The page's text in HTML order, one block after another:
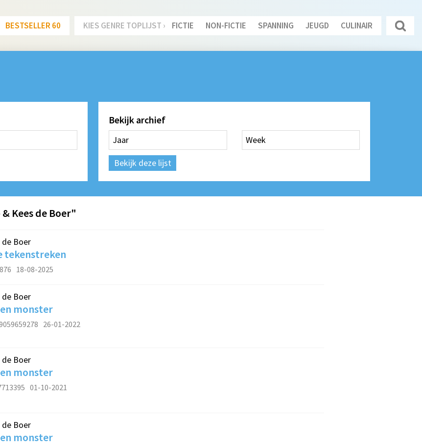
BESTSELLER 60 KIES GENRE TOPLIJST › FICTIE NON-FICTIE SPANNING JEUGD CULINAIR
Bekijk archief
Bekijk deze lijst
Kees de Boer"
de Boer
tekenstreken
18-08-2025
de Boer
monster
26-01-2022
de Boer
monster
01-10-2021
de Boer
monster